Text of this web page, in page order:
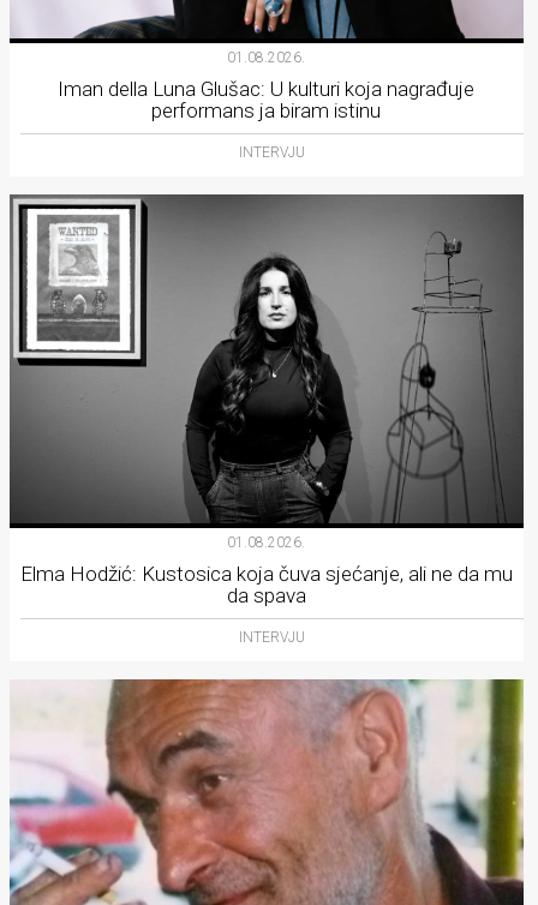
01.08.2026.
Iman della Luna Glušac: U kulturi koja nagrađuje
performans ja biram istinu
INTERVJU
01.08.2026.
Elma Hodžić: Kustosica koja čuva sjećanje, ali ne da mu
da spava
INTERVJU